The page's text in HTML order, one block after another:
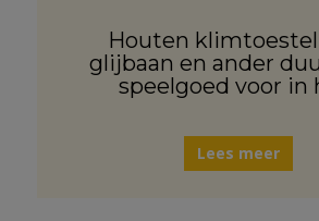
Houten
glijbaan en ander
speelgoed voor in
Lees meer